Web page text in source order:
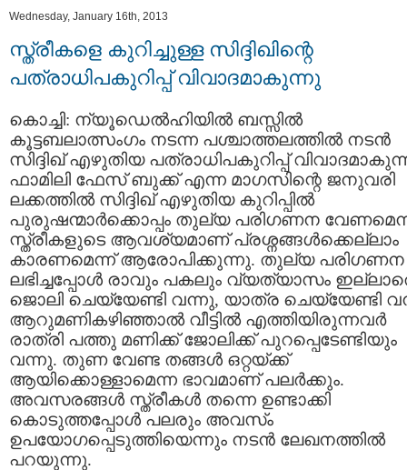
Wednesday, January 16th, 2013
സ്ത്രീകളെ കുറിച്ചുള്ള സിദ്ദിഖിന്റെ
പത്രാധിപകുറിപ്പ് വിവാദമാകുന്നു
കൊച്ചി: ന്യൂഡെല്‍ഹിയില്‍ ബസ്സില്‍
കൂട്ടബലാത്സംഗം നടന്ന പശ്ചാത്തലത്തില്‍ നടന്‍
സിദ്ദിഖ് എഴുതിയ പത്രാധിപകുറിപ്പ്
ഫാമിലി ഫേസ് ബുക്ക് എന്ന മാഗസിന്റെ ജനുവരി
ലക്കത്തില്‍ സിദ്ദിഖ് എഴുതിയ കുറിപ്പില്‍
പുരുഷന്മാര്‍ക്കൊപ്പം തുല്യ പരിഗണന
സ്ത്രീകളുടെ ആവശ്യമാണ് പ്രശ്നങ്ങള്‍ക്കെല്ലാം
കാരണമെന്ന് ആരോപിക്കുന്നു. തുല്യ പരിഗണന
ലഭിച്ചപ്പോള്‍ രാവും പകലും വ്യത്യാസം
ജൊലി ചെയ്യേണ്ടി വന്നു, യാത്ര ചെയ്യേണ്ടി
ആറുമണികഴിഞ്ഞാല്‍ വീട്ടില്‍ എത്തിയിരുന്നവര്‍
രാത്രി പത്തു മണിക്ക് ജോലിക്ക് പുറപ്പെടേണ്ടിയും
വന്നു. തുണ വേണ്ട തങ്ങള്‍ ഒറ്റയ്ക്ക്
ആയിക്കൊള്ളാമെന്ന ഭാവമാണ് പലര്‍ക്കും.
അവസരങ്ങള്‍ സ്ത്രീകള്‍ തന്നെ ഉണ്ടാക്കി
കൊടുത്തപ്പോള്‍ പലരും അവസ്ം
ഉപയോഗപ്പെടുത്തിയെന്നും നടന്‍ ലേഖനത്തില്‍
പറയുന്നു.